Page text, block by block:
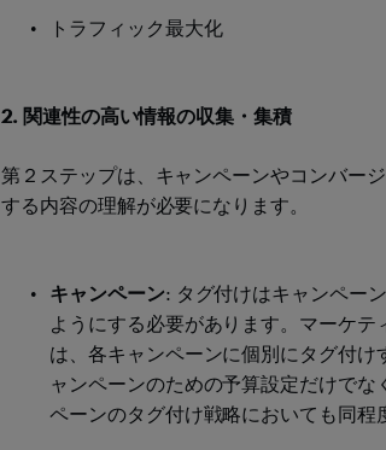
トラフィック最大化
2. 関連性の高い情報の収集・集積
第２ステップは、キャンペーンやコンバー
する内容の理解が必要になります。
キャンペーン: タグ付けはキャンペー
ようにする必要があります。マーケ
は、各キャンペーンに個別にタグ付
ャンペーンのための予算設定だけで
ペーンのタグ付け戦略においても同程